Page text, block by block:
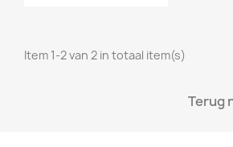
Item 1-2 van 2 in totaal item(s)
Terug